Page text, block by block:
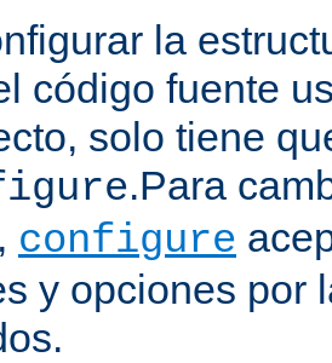
la
código fuente
solo tiene
.Para
configure
y opciones por